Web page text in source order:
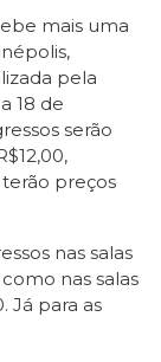
mais uma
pela
18 de
serão
preços
nas salas
nas salas
Já para as